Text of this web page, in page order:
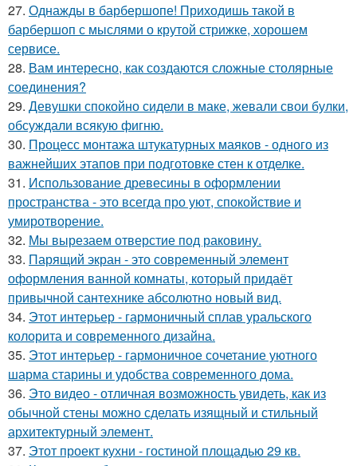
27. Однажды в барбершопе! Приходишь такой в
барбершоп с мыслями о крутой стрижке, хорошем
сервисе.
28. Вам интересно, как создаются сложные столярные
соединения?
29. Девушки спокойно сидели в маке, жевали свои булки,
обсуждали всякую фигню.
30. Процесс монтажа штукатурных маяков - одного из
важнейших этапов при подготовке стен к отделке.
31. Использование древесины в оформлении
пространства - это всегда про уют, спокойствие и
умиротворение.
32. Мы вырезаем отверстие под раковину.
33. Парящий экран - это современный элемент
оформления ванной комнаты, который придаёт
привычной сантехнике абсолютно новый вид.
34. Этот интерьер - гармоничный сплав уральского
колорита и современного дизайна.
35. Этот интерьер - гармоничное сочетание уютного
шарма старины и удобства современного дома.
36. Это видео - отличная возможность увидеть, как из
обычной стены можно сделать изящный и стильный
архитектурный элемент.
37. Этот проект кухни - гостиной площадью 29 кв.